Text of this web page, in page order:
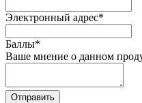
Электронный адрес*
Баллы*
Ваше мнение о данном
Отправить